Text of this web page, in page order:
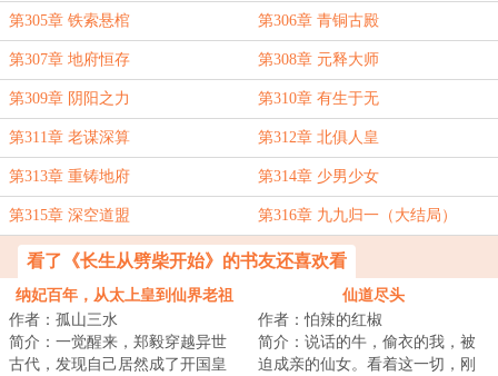
第305章 铁索悬棺 第306章 青铜古殿
第307章 地府恒存 第308章 元释大师
第309章 阴阳之力 第310章 有生于无
第311章 老谋深算 第312章 北俱人皇
第313章 重铸地府 第314章 少男少女
第315章 深空道盟 第316章 九九归一（大结局）
看了《长生从劈柴开始》的书友还喜欢看
纳妃百年，从太上皇到仙界老祖
作者：孤山三水
简介：一觉醒来，郑毅穿越异世
古代，发现自己居然成了开国皇
仙道尽头
作者：怕辣的红椒
简介：说话的牛，偷衣的我，被
迫成亲的仙女。看着这一切，刚